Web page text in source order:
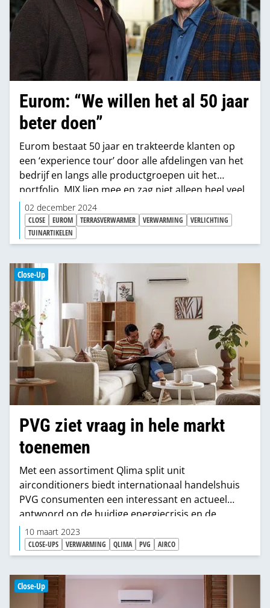
Eurom: “We willen het al 50 jaar
beter doen”
Eurom bestaat 50 jaar en trakteerde klanten op
een ‘experience tour’ door alle afdelingen van het
bedrijf en langs alle productgroepen uit het
portfolio. MIX liep mee en zag niet alleen heel veel
mooie producten, maar ook hoe Eurom gestalte
geeft aan productontwikkeling-zonder-einde en
maakte bovendien kennis met alle services
waarmee ze klanten ontzorgen. Al mag je dat
woord ontzorgen in Genemuiden eigenlijk niet
gebruiken. “Wij dóén het liever gewoon”, zegt
directeur Wycher Bakker.
02 december 2024
CLOSE EUROM TERRASVERWARMER VERWARMING
VERLICHTING
TUINARTIKELEN
Close-Up
PVG ziet vraag in hele markt
toenemen
Met een assortiment Qlima split unit
airconditioners biedt internationaal handelshuis
PVG consumenten een interessant en actueel
antwoord op de huidige energiecrisis en de
strenger wordende regelgeving. “Onze producten
worden steeds vaker gebruikt als bijverwarming
door consumenten die willen besparen op hun
hoge gasrekening”, zegt sales manager Benelux
Jeroen Kramer van PVG, die meldt dat PVG dit jaar
ook de professionele markt betreedt.
10 maart 2023
CLOSE-UPS VERWARMING QLIMA PVG AIRCO
Close-Up